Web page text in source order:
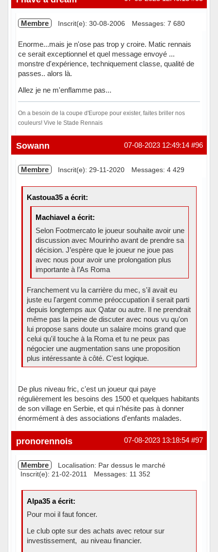
Membre Inscrit(e): 30-08-2006 Messages: 7 680
Enorme...mais je n'ose pas trop y croire. Matic rennais
ce serait exceptionnel et quel message envoyé ...
monstre d'expérience, techniquement classe, qualité de
passes.. alors là.
Allez je ne m'enflamme pas...
On a besoin de la coupe d'Europe pour exister, faites briller nos
couleurs! Vive le Stade Rennais
Hors ligne #96
07-08-2023 12:49:14
Sowann
Membre Inscrit(e): 29-11-2020 Messages: 4 429
Kastoua35 a écrit:
Machiavel a écrit:
Selon Footmercato le joueur souhaite avoir une
discussion avec Mourinho avant de prendre sa
décision. J’espère que le joueur ne joue pas
avec nous pour avoir une prolongation plus
importante à l’As Roma
Franchement vu la carrière du mec, s'il avait eu
juste eu l'argent comme préoccupation il serait parti
depuis longtemps aux Qatar ou autre. Il ne prendrait
même pas la peine de discuter avec nous vu qu'on
lui propose sans doute un salaire moins grand que
celui qu'il touche à la Roma et tu ne peux pas
négocier une augmentation sans une proposition
plus intéressante à côté. C'est logique.
De plus niveau fric, c'est un joueur qui paye
régulièrement les besoins des 1500 et quelques habitants
de son village en Serbie, et qui n'hésite pas à donner
énormément à des associations d'enfants malades.
Hors ligne #97
07-08-2023 13:18:54
pronorennois
Membre
Localisation: Par dessus le marché
Inscrit(e): 21-02-2011
Messages: 11 352
Alpa35 a écrit:
Pour moi il faut foncer.
Le club opte sur des achats avec retour sur
investissement, au niveau financier.